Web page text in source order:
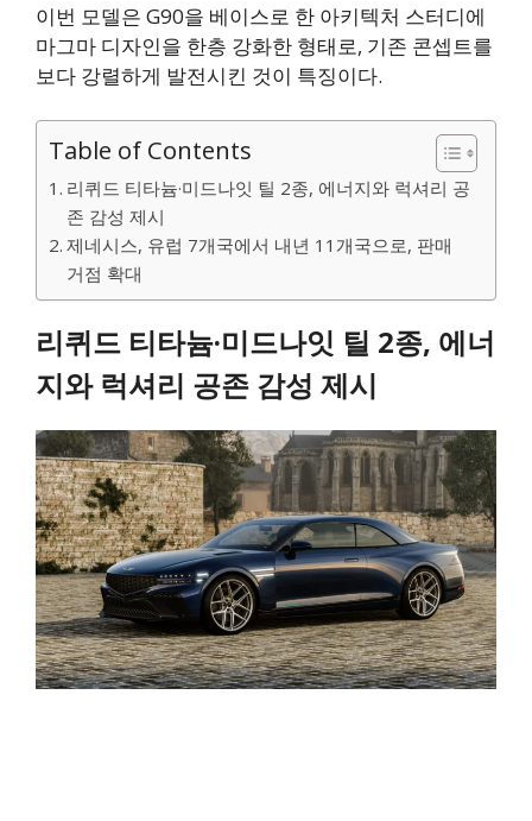
이번 모델은 G90을 베이스로 한 아키텍처 스터디에
마그마 디자인을 한층 강화한 형태로, 기존 콘셉트를
보다 강렬하게 발전시킨 것이 특징이다.
Table of Contents
리퀴드 티타늄·미드나잇 틸 2종, 에너지와 럭셔리 공
존 감성 제시
제네시스, 유럽 7개국에서 내년 11개국으로, 판매
거점 확대
리퀴드 티타늄·미드나잇 틸 2종, 에너
지와 럭셔리 공존 감성 제시